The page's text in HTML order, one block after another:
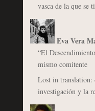
vasca de la que se
Eva Vera
“El
mismo comitente
Lost in translation:
investigación y la